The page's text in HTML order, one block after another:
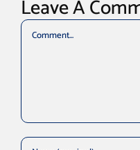
Leave A
Comment